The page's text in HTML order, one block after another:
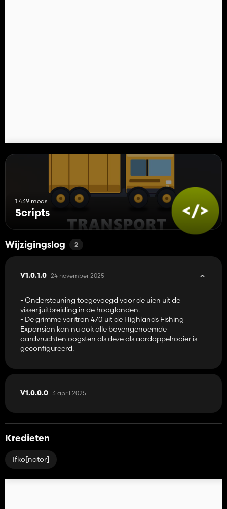
1 439 mods
Scripts
Wijzigingslog 2
V1.0.1.0 24 november 2025
- Ondersteuning toegevoegd voor de uien uit de
visserijuitbreiding in de hooglanden.
- De grimme varitron 470 uit de Highlands Fishing
Expansion kan nu ook alle bovengenoemde
aardvruchten oogsten als deze als aardappelrooier is
geconfigureerd.
V1.0.0.0 3 april 2025
Kredieten
Ifko[nator]